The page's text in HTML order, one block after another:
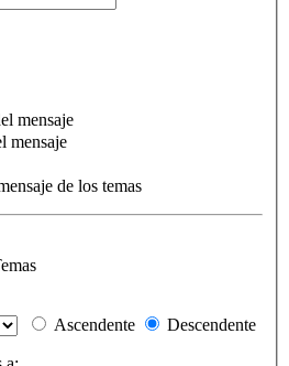
mensaje
mensaje
de los temas
Ascendente
Descendente